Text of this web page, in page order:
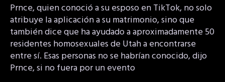
Prnce, quien conoció a su esposo en TikTok, no solo
atribuye la aplicación a su matrimonio, sino que
también dice que ha ayudado a aproximadamente 50
residentes homosexuales de Utah a encontrarse
entre sí. Esas personas no se habrían conocido, dijo
Prnce, si no fuera por un evento